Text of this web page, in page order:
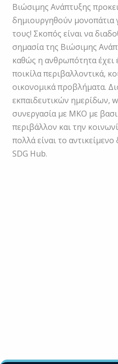
Βιώσιμης Ανάπτυξης
δημιουργηθούν μονοπάτια
τους! Σκοπός είναι να
σημασία της Βιώσιμης
καθώς η ανθρωπότητα έχει
ποικίλα περιβαλλοντικά,
οικονοµικά προβλήµατα.
εκπαιδευτικών ημερίδων,
συνεργασία με ΜΚΟ με
περιβάλλον και την
πολλά είναι το
SDG Hub.